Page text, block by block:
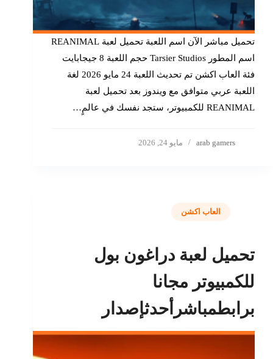
تحميل مباشر الآن اسم اللعبة تحميل لعبة REANIMAL
اسم المطور Tarsier Studios حجم اللعبة 8 جيجابايت
فئة العاب اكشن تم تحديث اللعبة 24 مايو 2026 لغة
اللعبة عربي متوافق مع ويندوز بعد تحميل لعبة
REANIMAL للكمبيوتر، ستجد نفسك في عالمٍ…
arab gamers مايو 24, 2026
العاب اكشن
تحميل لعبة دراغون بول
للكمبيوتر مجانا
برابطمباشرأحدثإصدار